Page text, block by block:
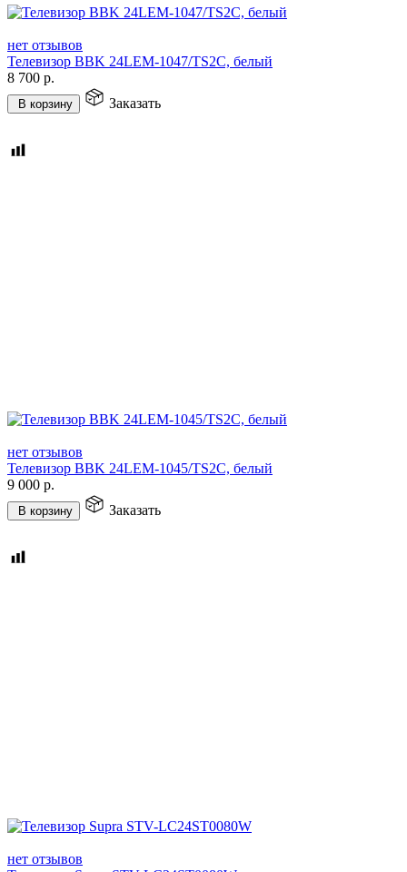
нет отзывов
Телевизор BBK 24LEM-1047/TS2C, белый
8 700 р.
В корзину Заказать
нет отзывов
Телевизор BBK 24LEM-1045/TS2C, белый
9 000 р.
В корзину Заказать
нет отзывов